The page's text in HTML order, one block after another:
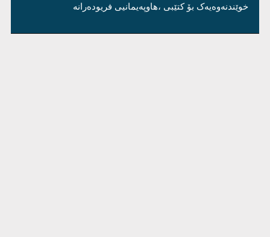
خوێندنەوەیەک بۆ کتێبی ،هاوپەیمانیی فریودەرانە